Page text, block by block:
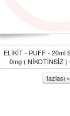
ELİKİT - PUFF - 20ml
0mg ( NİKOTİNSİZ )
fazlası »